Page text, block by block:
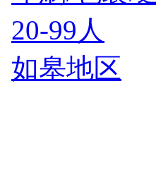
20-99人
如皋地区